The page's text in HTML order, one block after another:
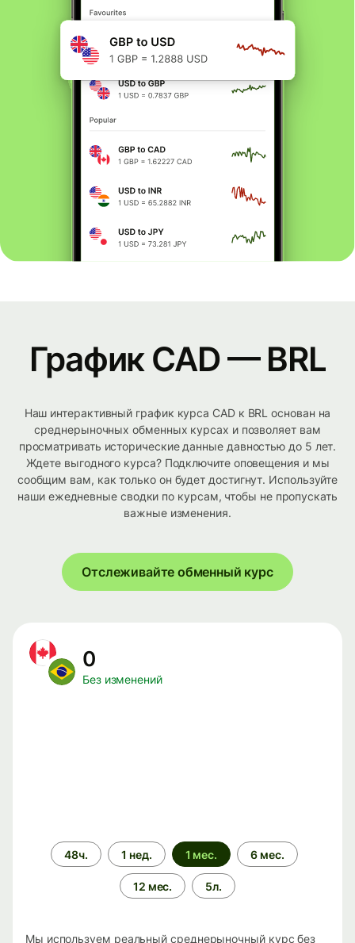
График CAD — BRL
Наш интерактивный график курса CAD к BRL основан на
среднерыночных обменных курсах и позволяет вам
просматривать исторические данные давностью до 5 лет.
Ждете выгодного курса? Подключите оповещения и мы
сообщим вам, как только он будет достигнут. Используйте
наши ежедневные сводки по курсам, чтобы не пропускать
важные изменения.
Отслеживайте обменный курс
0
Без изменений
Период
времени
48ч. 1 нед. 1 мес. 6 мес.
12 мес. 5л.
Мы используем реальный среднерыночный курс без